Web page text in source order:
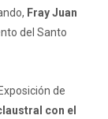
Fray Juan
del Santo
de
con el